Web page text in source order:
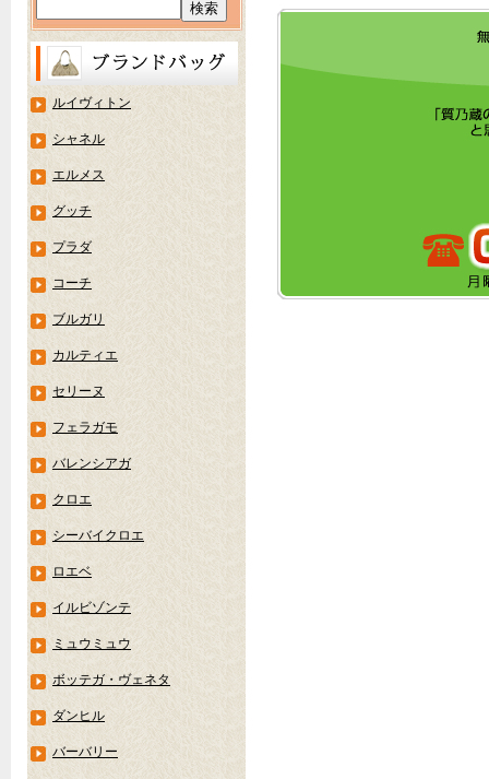
ルイヴィトン
シャネル
エルメス
グッチ
プラダ
コーチ
ブルガリ
カルティエ
セリーヌ
フェラガモ
バレンシアガ
クロエ
シーバイクロエ
ロエベ
イルビゾンテ
ミュウミュウ
ボッテガ・ヴェネタ
ダンヒル
バーバリー